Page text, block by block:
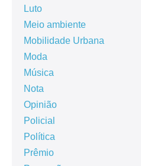
Luto
Meio ambiente
Mobilidade Urbana
Moda
Música
Nota
Opinião
Policial
Política
Prêmio